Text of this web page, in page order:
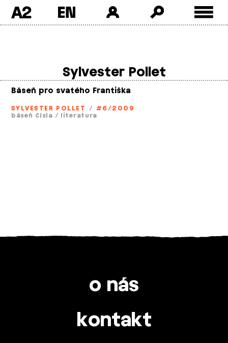
A2
Sylvester Pollet
Báseň pro svatého Františka
SYLVESTER POLLET / #6/2009
báseň čísla / literatura
o nás
kontakt